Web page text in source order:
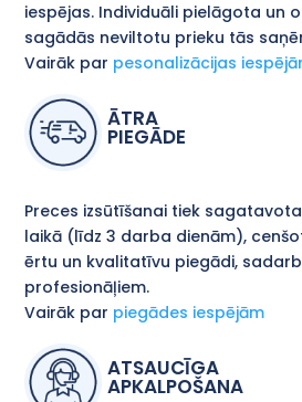
iespējas. Individuāli pielāgota un
sagādās neviltotu prieku tās
Vairāk par pesonalizācijas
ĀTRA
PIEGĀDE
Preces izsūtīšanai tiek
laikā (līdz 3 darba dienām),
ērtu un kvalitatīvu piegādi,
profesionāļiem.
Vairāk par piegādes iespējām
ATSAUCĪGA
APKALPOŠANA